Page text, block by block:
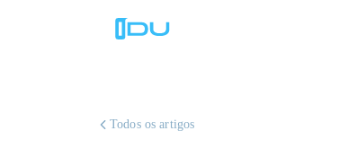
Todos os artigos